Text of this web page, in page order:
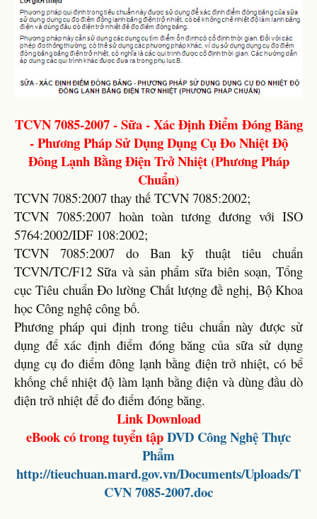
TCVN 7085-2007 - Sữa - Xác Định Điểm Đóng Băng
- Phương Pháp Sử Dụng Dụng Cụ Đo Nhiệt Độ
Đông Lạnh Bằng Điện Trở Nhiệt (Phương Pháp
Chuẩn)
TCVN 7085:2007 thay thế TCVN 7085:2002;
TCVN 7085:2007 hoàn toàn tương đương với ISO
5764:2002/IDF 108:2002;
TCVN 7085:2007 do Ban kỹ thuật tiêu chuẩn
TCVN/TC/F12 Sữa và sản phẩm sữa biên soạn, Tổng
cục Tiêu chuẩn Đo lường Chất lượng đề nghị, Bộ Khoa
học Công nghệ công bố.
Phương pháp qui định trong tiêu chuẩn này được sử
dụng để xác định điểm đóng băng của sữa sử dụng
dụng cụ đo điểm đông lạnh bằng điện trở nhiệt, có bể
khống chế nhiệt độ làm lạnh bằng điện và dùng đầu dò
điện trở nhiệt để đo điểm đóng băng.
Link Download
eBook có trong tuyển tậpDVD Công Nghệ Thực
Phẩm
http://tieuchuan.mard.gov.vn/Documents/Uploads/T
CVN 7085-2007.doc